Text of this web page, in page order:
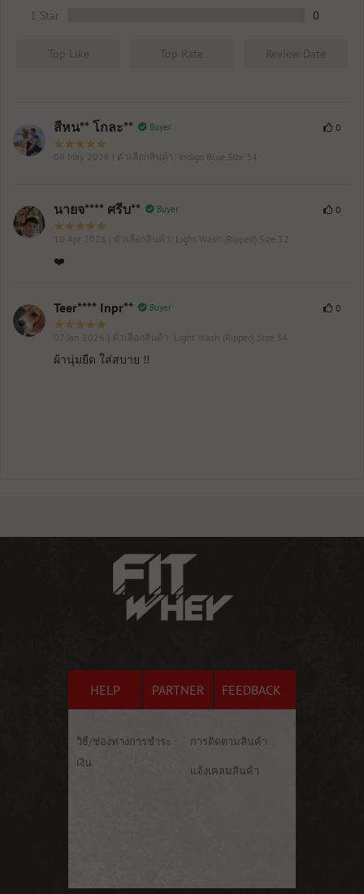
1 Star
0
Top Like Top Rate Review Date
สีหน** โกละ** Buyer
08 May 2026 | ตัวเลือกสินค้า: Indigo Blue Size 34
0
นายจ**** ศรีบ** Buyer
10 Apr 2026 | ตัวเลือกสินค้า: Light Wash (Ripped) Size 32
0
❤️
Teer**** Inpr** Buyer
07 Jan 2026 | ตัวเลือกสินค้า: Light Wash (Ripped) Size 34
0
ผ้านุ่มยืด ใส่สบาย !!
HELP PARTNER FEEDBACK
วิธี/ช่องทางการชำระ
เงิน
การติดตามสินค้า
แจ้งเคลมสินค้า